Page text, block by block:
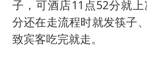
子，可酒店11点52分就
分还在走流程时就发筷子
致宾客吃完就走。